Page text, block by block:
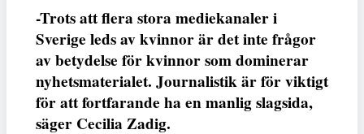
-Trots att flera stora mediekanaler i
Sverige leds av kvinnor är det inte frågor
av betydelse för kvinnor som dominerar
nyhetsmaterialet. Journalistik är för viktigt
för att fortfarande ha en manlig slagsida,
säger Cecilia Zadig.